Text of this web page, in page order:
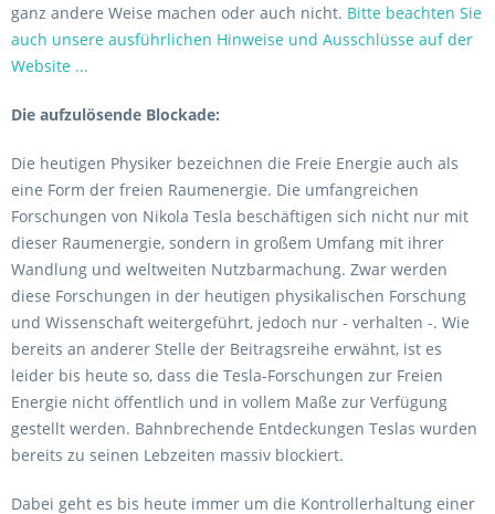
ganz andere Weise machen oder auch nicht. Bitte beachten Sie
auch unsere ausführlichen Hinweise und Ausschlüsse auf der
Website ...
Die aufzulösende Blockade:
Die heutigen Physiker bezeichnen die Freie Energie auch als
eine Form der freien Raumenergie. Die umfangreichen
Forschungen von Nikola Tesla beschäftigen sich nicht nur mit
dieser Raumenergie, sondern in großem Umfang mit ihrer
Wandlung und weltweiten Nutzbarmachung. Zwar werden
diese Forschungen in der heutigen physikalischen Forschung
und Wissenschaft weitergeführt, jedoch nur - verhalten -. Wie
bereits an anderer Stelle der Beitragsreihe erwähnt, ist es
leider bis heute so, dass die Tesla-Forschungen zur Freien
Energie nicht öffentlich und in vollem Maße zur Verfügung
gestellt werden. Bahnbrechende Entdeckungen Teslas wurden
bereits zu seinen Lebzeiten massiv blockiert.
Dabei geht es bis heute immer um die Kontrollerhaltung einer